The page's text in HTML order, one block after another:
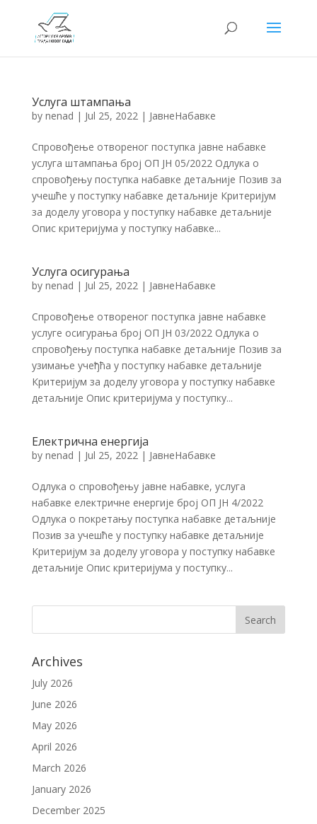
Услуга штампања
by nenad | Jul 25, 2022| ЈавнеНабавке
Спровођење отвореног поступка јавне набавке
услуга штампања број ОП ЈН 05/2022 Одлука о
спровођењу поступка набавке детаљније Позив за
учешће у поступку набавке детаљније Критеријум
за доделу уговора у поступку набавке детаљније
Опис критеријума у поступку набавке...
Услуга осигурања
by nenad | Jul 25, 2022| ЈавнеНабавке
Спровођење отвореног поступка јавне набавке
услуге осигурања број ОП ЈН 03/2022 Одлука о
спровођењу поступка набавке детаљније Позив за
узимање учеђћа у поступку набавке детаљније
Критеријум за доделу уговора у поступку набавке
детаљније Опис критеријума у поступку...
Електрична енергија
by nenad | Jul 25, 2022| ЈавнеНабавке
Одлука о спровођењу јавне набавке, услуга
набавке електричне енергије број ОП ЈН 4/2022
Одлука о покретању поступка набавке детаљније
Позив за учешће у поступку набавке детаљније
Критеријум за доделу уговора у поступку набавке
детаљније Опис критеријума у поступку...
Archives
July 2026
June 2026
May 2026
April 2026
March 2026
January 2026
December 2025